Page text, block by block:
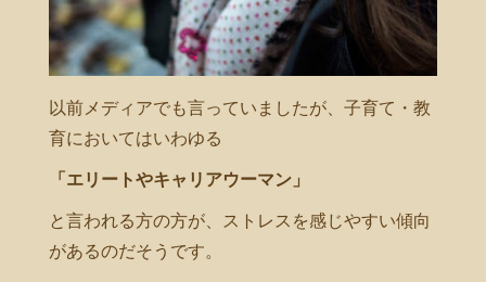
以前メディアでも言っていましたが、子育て・教
育においてはいわゆる
「エリートやキャリアウーマン」
と言われる方の方が、ストレスを感じやすい傾向
があるのだそうです。